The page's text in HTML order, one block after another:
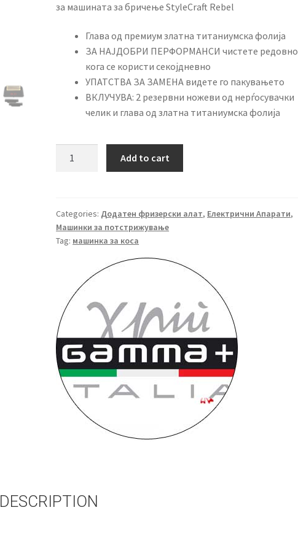
за машината за бричење StyleCraft Rebel
Глава од премиум златна титаниумска фолија
ЗА НАЈДОБРИ ПЕРФОРМАНСИ чистете редовно
кога се користи секојдневно
УПАТСТВА ЗА ЗАМЕНА видете го пакувањето
ВКЛУЧУВА: 2 резервни ножеви од нерѓосувачки
челик и глава од златна титаниумска фолија
резервна
фолија
со
quantity
Add to cart
Categories: Додатен фризерски алат, Електрични Апарати,
Машинки за потстрижување
Tag: машинка за коса
DESCRIPTION